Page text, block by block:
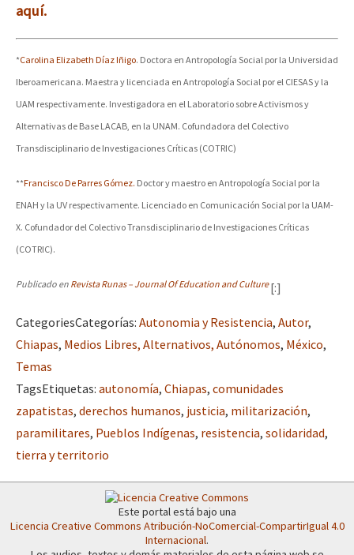
aquí.
*Carolina Elizabeth Díaz Iñigo. Doctora en Antropología Social por la Universidad
Iberoamericana. Maestra y licenciada en Antropología Social por el CIESAS y la
UAM respectivamente. Investigadora en el Laboratorio sobre Activismos y
Alternativas de Base LACAB, en la UNAM. Cofundadora del Colectivo
Transdisciplinario de Investigaciones Críticas (COTRIC)
**Francisco De Parres Gómez. Doctor y maestro en Antropología Social por la
ENAH y la UV respectivamente. Licenciado en Comunicación Social por la UAM-
X. Cofundador del Colectivo Transdisciplinario de Investigaciones Críticas
(COTRIC).
Publicado en Revista Runas – Journal Of Education and Culture[:]
CategoriesCategorías: Autonomia y Resistencia, Autor,
Chiapas, Medios Libres, Alternativos, Autónomos, México,
Temas
TagsEtiquetas: autonomía, Chiapas, comunidades
zapatistas, derechos humanos, justicia, militarización,
paramilitares, Pueblos Indígenas, resistencia, solidaridad,
tierra y territorio
Este portal está bajo una
Licencia Creative Commons Atribución-NoComercial-CompartirIgual 4.0
Internacional.